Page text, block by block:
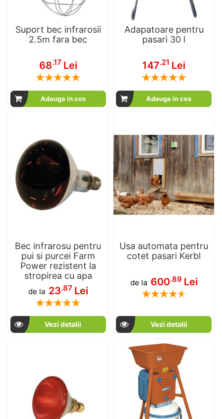
Suport bec infrarosii
2.5m fara bec
68.17 Lei
Rating:
Adauga in cos
Adapatoare pentru
pasari 30 l
147.21 Lei
Rating:
Adauga in cos
Bec infrarosu pentru
pui si purcei Farm
Power rezistent la
stropirea cu apa
de la 23.87 Lei
Rating:
Vezi detalii
Usa automata pentru
cotet pasari Kerbl
de la 600.89 Lei
Rating:
Vezi detalii